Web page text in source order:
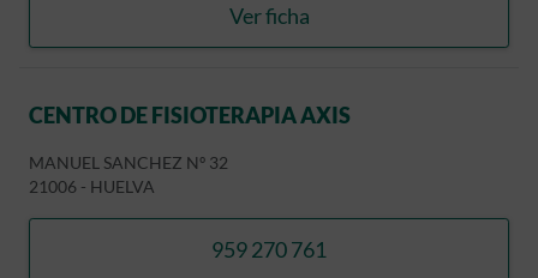
Ver ficha
CENTRO DE
CENTRO DE FISIOTERAPIA AXIS
MANUEL SANCHEZ Nº 32
21006 - HUELVA
959 270 761
llamar CENTRO DE